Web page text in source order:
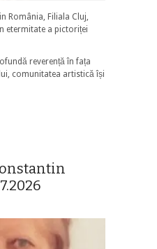
România, Filiala Cluj,
etermitate a pictoriței
reverență în fața
comunitatea artistică își